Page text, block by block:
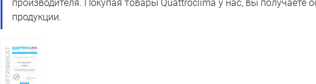
производителя. Покупая товары Quattroclima у нас, вы
продукции.